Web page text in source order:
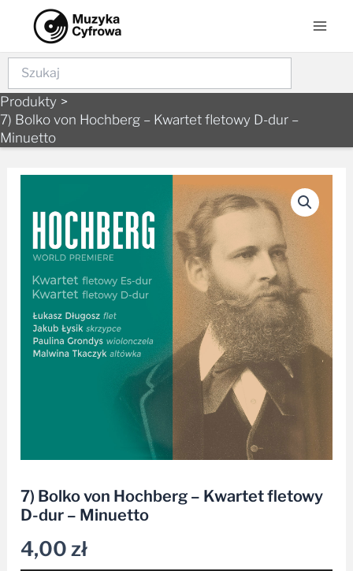
content
Szukaj
Produkty
7) Bolko von Hochberg – Kwartet fletowy D-dur –
Minuetto
7) Bolko von Hochberg – Kwartet fletowy
D-dur – Minuetto
4,00zł